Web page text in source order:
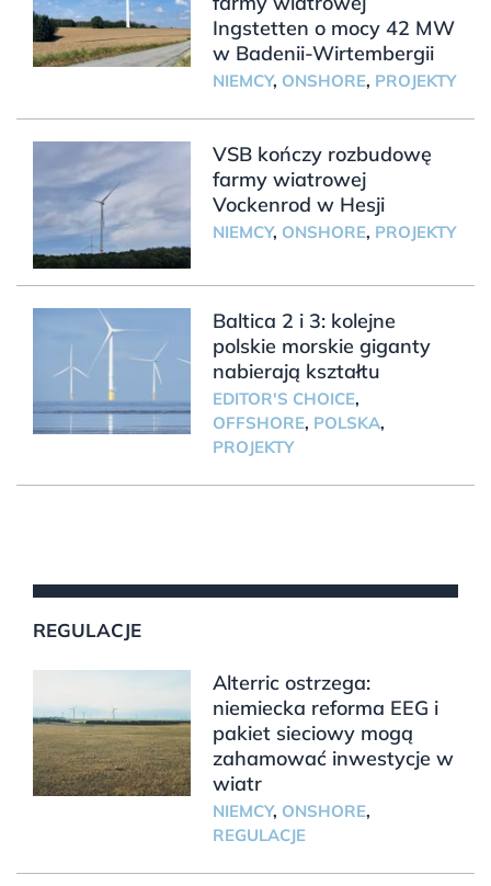
Ingstetten o mocy 42 MW
w Badenii-Wirtembergii
NIEMCY, ONSHORE, PROJEKTY
VSB kończy rozbudowę
farmy wiatrowej
Vockenrod w Hesji
NIEMCY, ONSHORE, PROJEKTY
Baltica 2 i 3: kolejne
polskie morskie giganty
nabierają kształtu
EDITOR'S CHOICE,
OFFSHORE, POLSKA,
PROJEKTY
REGULACJE
Alterric ostrzega:
niemiecka reforma EEG i
pakiet sieciowy mogą
zahamować inwestycje w
wiatr
NIEMCY, ONSHORE,
REGULACJE